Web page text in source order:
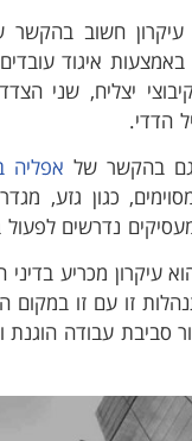
חשוב בהקשר
באמצעות איגוד
יצליח, שני
הדדי.
גם בהקשר של אפליה
כגון גזע,
נדרשים
עיקרון מכריע
זו עם זו במקום
סביבת עבודה הוגנת